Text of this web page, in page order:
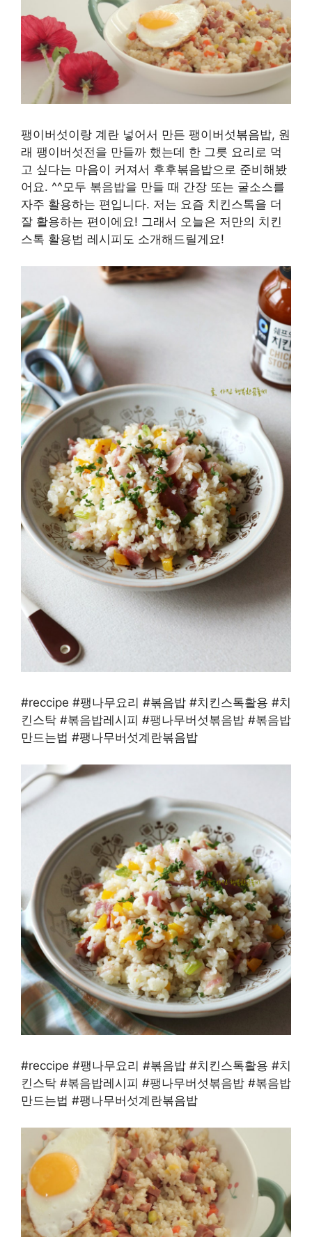
팽이버섯이랑 계란 넣어서 만든 팽이버섯볶음밥, 원
래 팽이버섯전을 만들까 했는데 한 그릇 요리로 먹
고 싶다는 마음이 커져서 후후볶음밥으로 준비해봤
어요. ^^모두 볶음밥을 만들 때 간장 또는 굴소스를
자주 활용하는 편입니다. 저는 요즘 치킨스톡을 더
잘 활용하는 편이에요! 그래서 오늘은 저만의 치킨
스톡 활용법 레시피도 소개해드릴게요!
#reccipe #팽나무요리 #볶음밥 #치킨스톡활용 #치
킨스탁 #볶음밥레시피 #팽나무버섯볶음밥 #볶음밥
만드는법 #팽나무버섯계란볶음밥
#reccipe #팽나무요리 #볶음밥 #치킨스톡활용 #치
킨스탁 #볶음밥레시피 #팽나무버섯볶음밥 #볶음밥
만드는법 #팽나무버섯계란볶음밥